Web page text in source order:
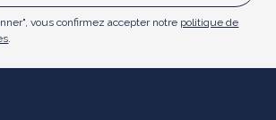
vous confirmez accepter notre politique de
.